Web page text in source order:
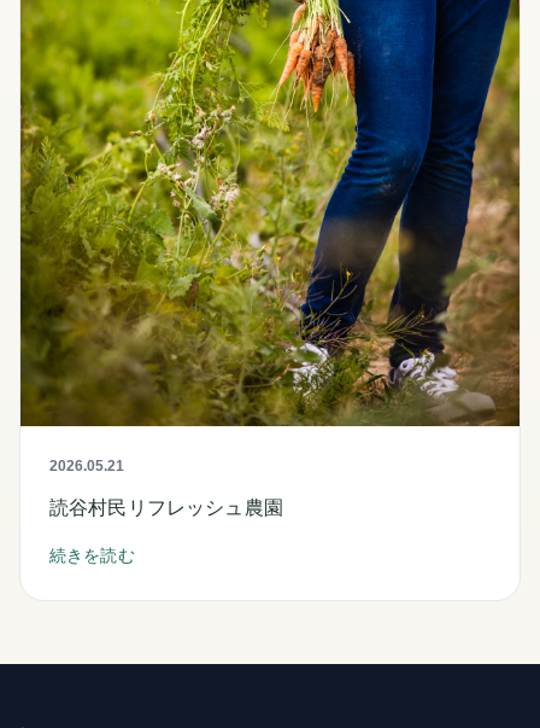
2026.05.21
読谷村民リフレッシュ農園
続きを読む